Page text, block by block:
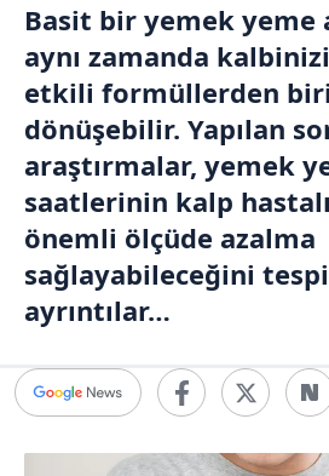
Basit bir yemek yeme
aynı zamanda
etkili formüllerden
dönüşebilir. Yapılan
araştırmalar, yemek
saatlerinin kalp
önemli ölçüde azalma
sağlayabileceğini
ayrıntılar…